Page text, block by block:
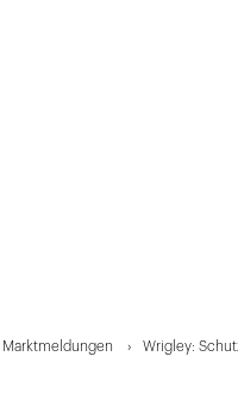
Marktmeldungen Wrigley: